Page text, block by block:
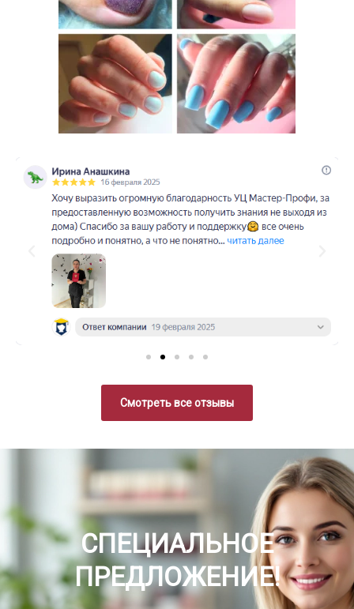
Смотреть все отзывы
СПЕЦИАЛЬНОЕ
ПРЕДЛОЖЕНИЕ!